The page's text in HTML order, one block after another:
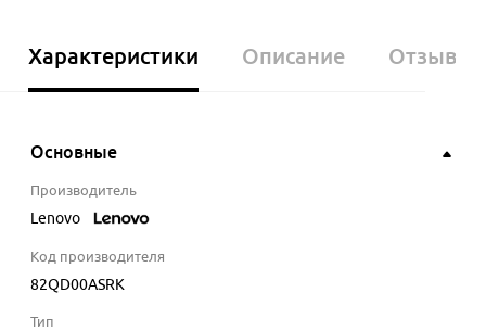
Характеристики Описание Отзывы
Основные
Производитель
Lenovo
Код производителя
82QD00ASRK
Тип